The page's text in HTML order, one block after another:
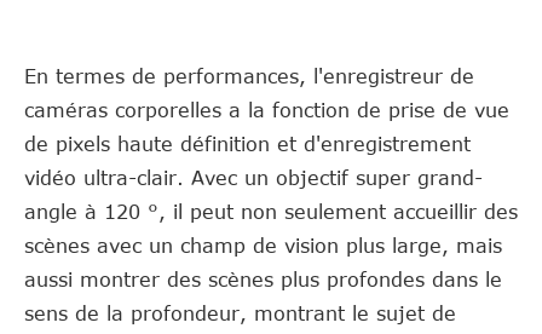
En termes de performances, l'enregistreur de
caméras corporelles a la fonction de prise de vue
de pixels haute définition et d'enregistrement
vidéo ultra-clair. Avec un objectif super grand-
angle à 120 °, il peut non seulement accueillir des
scènes avec un champ de vision plus large, mais
aussi montrer des scènes plus profondes dans le
sens de la profondeur, montrant le sujet de